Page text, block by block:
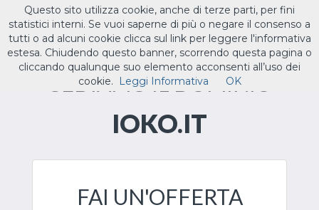
Toggle
ILTUO.IT
CEDIAMO IL DOMINIO
IOKO.IT
FAI UN'OFFERTA
Questo sito utilizza cookie, anche di terze parti, per fini
statistici interni. Se vuoi saperne di più o negare il consenso a
tutti o ad alcuni cookie clicca sul link per leggere l'informativa
estesa. Chiudendo questo banner, scorrendo questa pagina o
cliccando qualunque suo elemento acconsenti all’uso dei
cookie.
Leggi Informativa OK